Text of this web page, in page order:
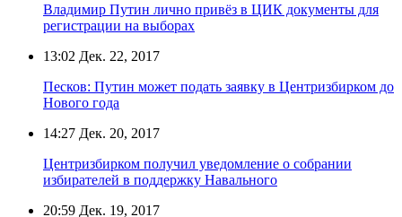
Владимир Путин лично привёз в ЦИК документы для
регистрации на выборах
13:02 Дек. 22, 2017
Песков: Путин может подать заявку в Центризбирком до
Нового года
14:27 Дек. 20, 2017
Центризбирком получил уведомление о собрании
избирателей в поддержку Навального
20:59 Дек. 19, 2017